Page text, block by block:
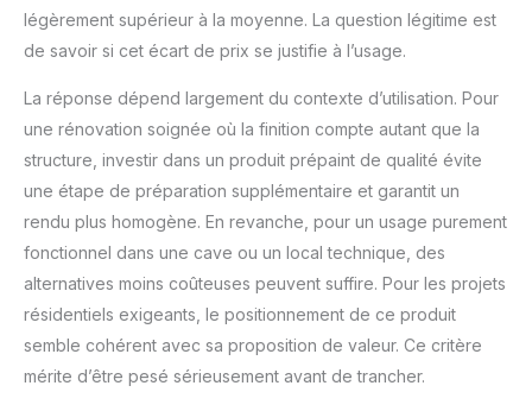
légèrement supérieur à la moyenne. La question légitime est
de savoir si cet écart de prix se justifie à l’usage.
La réponse dépend largement du contexte d’utilisation. Pour
une rénovation soignée où la finition compte autant que la
structure, investir dans un produit prépaint de qualité évite
une étape de préparation supplémentaire et garantit un
rendu plus homogène. En revanche, pour un usage purement
fonctionnel dans une cave ou un local technique, des
alternatives moins coûteuses peuvent suffire. Pour les projets
résidentiels exigeants, le positionnement de ce produit
semble cohérent avec sa proposition de valeur. Ce critère
mérite d’être pesé sérieusement avant de trancher.